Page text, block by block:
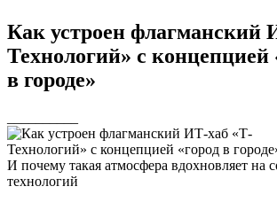
Как устроен флагманский
Технологий» с концепцией
в городе»
И почему такая атмосфера вдохновляет на
технологий